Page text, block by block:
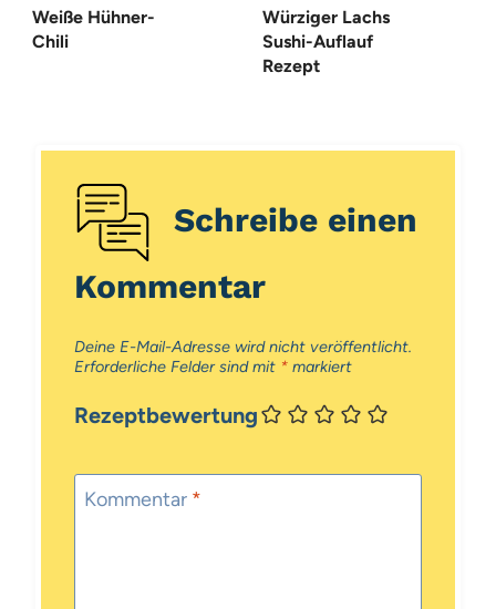
Weiße Hühner-
Chili
Würziger Lachs
Sushi-Auflauf
Rezept
Schreibe einen
Kommentar
Deine E-Mail-Adresse wird nicht veröffentlicht.
Erforderliche Felder sind mit *markiert
Rezeptbewertung
Kommentar *